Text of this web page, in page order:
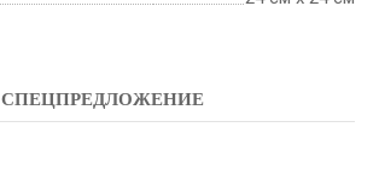
СПЕЦПРЕДЛОЖЕНИЕ